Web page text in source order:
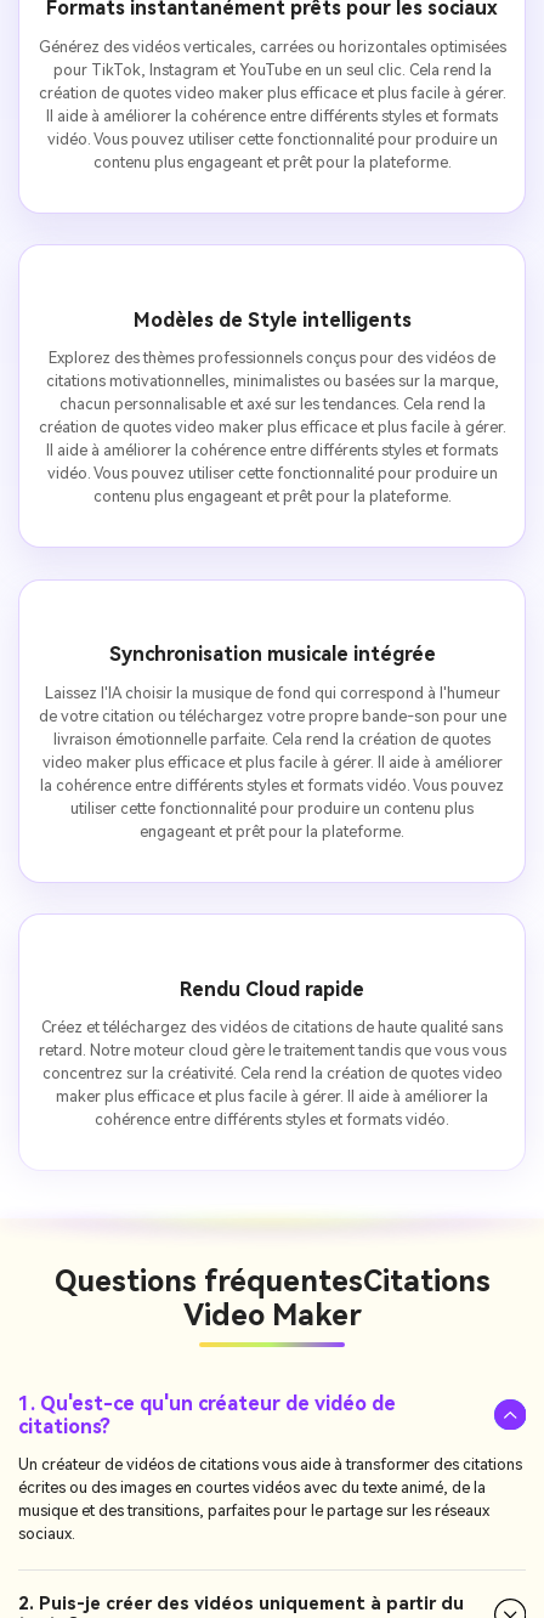
Formats instantanément prêts pour les sociaux
Générez des vidéos verticales, carrées ou horizontales optimisées
pour TikTok, Instagram et YouTube en un seul clic. Cela rend la
création de quotes video maker plus efficace et plus facile à gérer.
Il aide à améliorer la cohérence entre différents styles et formats
vidéo. Vous pouvez utiliser cette fonctionnalité pour produire un
contenu plus engageant et prêt pour la plateforme.
Modèles de Style intelligents
Explorez des thèmes professionnels conçus pour des vidéos de
citations motivationnelles, minimalistes ou basées sur la marque,
chacun personnalisable et axé sur les tendances. Cela rend la
création de quotes video maker plus efficace et plus facile à gérer.
Il aide à améliorer la cohérence entre différents styles et formats
vidéo. Vous pouvez utiliser cette fonctionnalité pour produire un
contenu plus engageant et prêt pour la plateforme.
Synchronisation musicale intégrée
Laissez l'IA choisir la musique de fond qui correspond à l'humeur
de votre citation ou téléchargez votre propre bande-son pour une
livraison émotionnelle parfaite. Cela rend la création de quotes
video maker plus efficace et plus facile à gérer. Il aide à améliorer
la cohérence entre différents styles et formats vidéo. Vous pouvez
utiliser cette fonctionnalité pour produire un contenu plus
engageant et prêt pour la plateforme.
Rendu Cloud rapide
Créez et téléchargez des vidéos de citations de haute qualité sans
retard. Notre moteur cloud gère le traitement tandis que vous vous
concentrez sur la créativité. Cela rend la création de quotes video
maker plus efficace et plus facile à gérer. Il aide à améliorer la
cohérence entre différents styles et formats vidéo.
Questions fréquentesCitations
Video Maker
1. Qu'est-ce qu'un créateur de vidéo de
citations?
Un créateur de vidéos de citations vous aide à transformer des citations
écrites ou des images en courtes vidéos avec du texte animé, de la
musique et des transitions, parfaites pour le partage sur les réseaux
sociaux.
2. Puis-je créer des vidéos uniquement à partir du